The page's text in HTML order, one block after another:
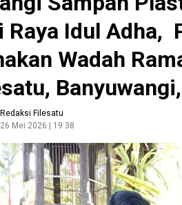
Raya Idul Adha,
Wadah
Banyuwangi,
Redaksi Filesatu
26 Mei 2026 | 19:38